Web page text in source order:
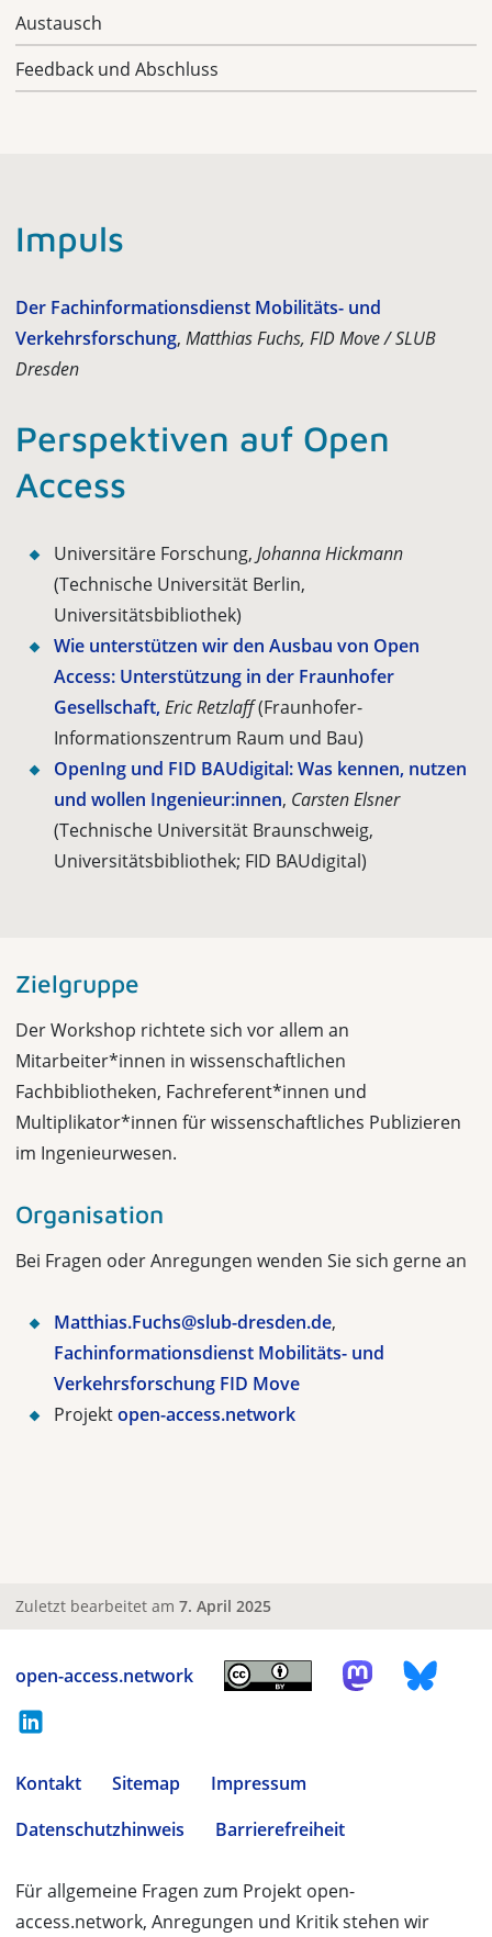
Austausch
Feedback und Abschluss
Impuls
Der Fachinformationsdienst Mobilitäts- und
Verkehrsforschung, Matthias Fuchs, FID Move / SLUB
Dresden
Perspektiven auf Open
Access
Universitäre Forschung, Johanna Hickmann
(Technische Universität Berlin,
Universitätsbibliothek)
Wie unterstützen wir den Ausbau von Open
Access: Unterstützung in der Fraunhofer
Gesellschaft,Eric Retzlaff(Fraunhofer-
Informationszentrum Raum und Bau)
OpenIng und FID BAUdigital: Was kennen, nutzen
und wollen Ingenieur:innen, Carsten Elsner
(Technische Universität Braunschweig,
Universitätsbibliothek; FID BAUdigital)
Zielgruppe
Der Workshop richtete sich vor allem an
Mitarbeiter*innen in wissenschaftlichen
Fachbibliotheken, Fachreferent*innen und
Multiplikator*innen für wissenschaftliches Publizieren
im Ingenieurwesen.
Organisation
Bei Fragen oder Anregungen wenden Sie sich gerne an
Matthias.Fuchs@slub-dresden.de,
Fachinformationsdienst Mobilitäts- und
Verkehrsforschung FID Move
Projektopen-access.network
Zuletzt bearbeitet am 7. April 2025
open-access.network
Kontakt Sitemap
Impressum
Datenschutzhinweis
Barrierefreiheit
Für allgemeine Fragen zum Projekt open-
access.network, Anregungen und Kritik stehen wir